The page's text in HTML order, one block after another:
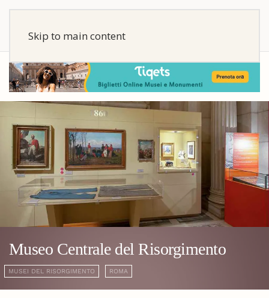
Skip to main content
Museo Centrale del Risorgimento
MUSEI DEL RISORGIMENTO ROMA